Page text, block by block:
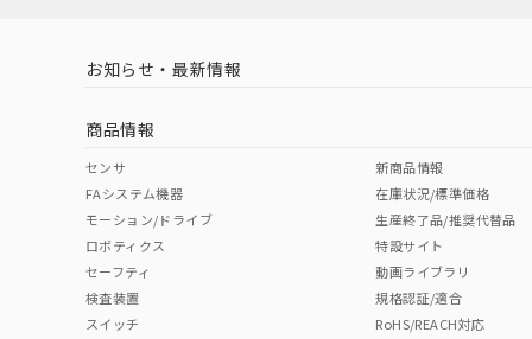
取りつけ穴加工図
中国 RoHS 注意事項・凡例
中国 RoHS表
Pb Hg Cr(VI)
（イギリス
（ノルウェー
お知らせ・最新情報
商品情報
センサ
FAシステム機器
モーション/ドライブ
ロボティクス
セーフティ
検査装置
スイッチ
新商品情報
在庫状況/標準価格
生産終了品/推奨代替品
特設サイト
動画ライブラリ
規格認証/適合
RoHS/REACH対応